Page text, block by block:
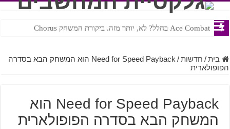
Ace Combat בחלל? לא, יותר מזה. ביקורת המשחק Chorus
Steven Universe והשירים שתורגמו בצורה נוראית לעברית
בית / חדשות /
Need for Speed Payback הוא המשחק הבא בסדרה
הפופולארית
Need for Speed Payback הוא
המשחק הבא בסדרה הפופולארית